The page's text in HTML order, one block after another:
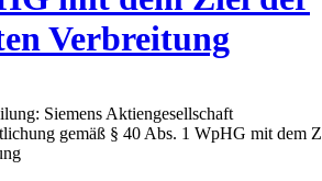
Verbreitung
Siemens Aktiengesellschaft
gemäß § 40 Abs. 1 WpHG mit dem